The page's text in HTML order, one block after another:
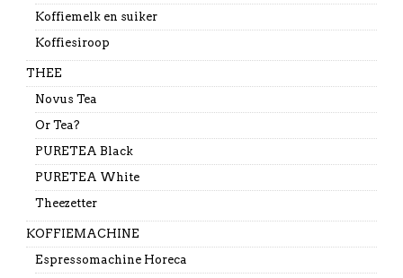
Koffiemelk en suiker
Koffiesiroop
THEE
Novus Tea
Or Tea?
PURETEA Black
PURETEA White
Theezetter
KOFFIEMACHINE
Espressomachine Horeca